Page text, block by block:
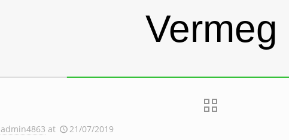
Vermeg
admin4863 at 21/07/2019